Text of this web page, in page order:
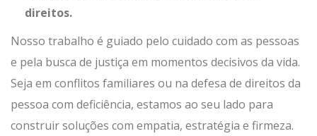
direitos.
Nosso trabalho é guiado pelo cuidado com as pessoas
e pela busca de justiça em momentos decisivos da vida.
Seja em conflitos familiares ou na defesa de direitos da
pessoa com deficiência, estamos ao seu lado para
construir soluções com empatia, estratégia e firmeza.